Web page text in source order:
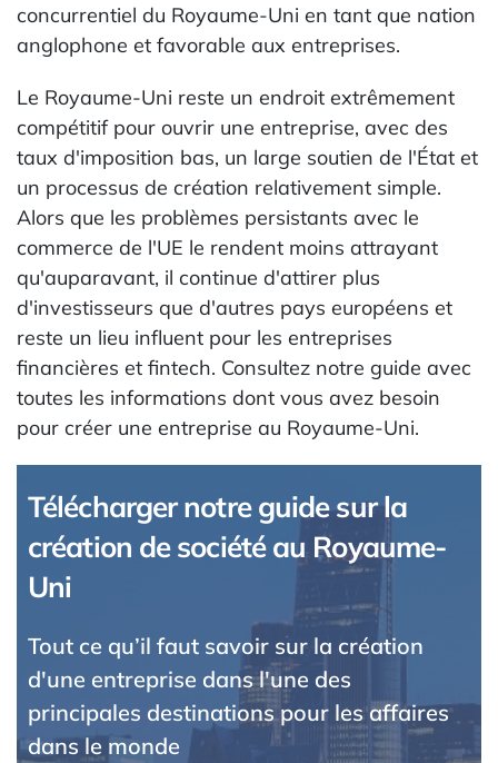
concurrentiel du Royaume-Uni en tant que nation
anglophone et favorable aux entreprises.
Le Royaume-Uni reste un endroit extrêmement
compétitif pour ouvrir une entreprise, avec des
taux d'imposition bas, un large soutien de l'État et
un processus de création relativement simple.
Alors que les problèmes persistants avec le
commerce de l'UE le rendent moins attrayant
qu'auparavant, il continue d'attirer plus
d'investisseurs que d'autres pays européens et
reste un lieu influent pour les entreprises
financières et fintech. Consultez notre guide avec
toutes les informations dont vous avez besoin
pour créer une entreprise au Royaume-Uni.
Télécharger notre guide sur la
création de société au Royaume-
Uni
Tout ce qu’il faut savoir sur la création
d'une entreprise dans l'une des
principales destinations pour les affaires
dans le monde